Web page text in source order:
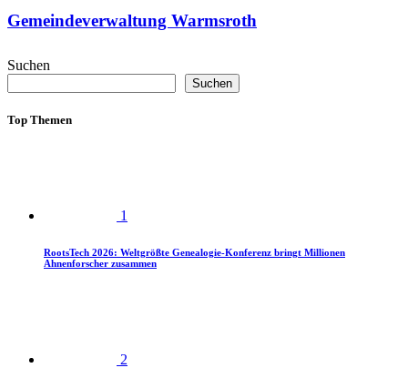
Gemeindeverwaltung Warmsroth
Suchen
Suchen
Top Themen
1
RootsTech 2026: Weltgrößte Genealogie-Konferenz bringt Millionen
Ahnenforscher zusammen
2